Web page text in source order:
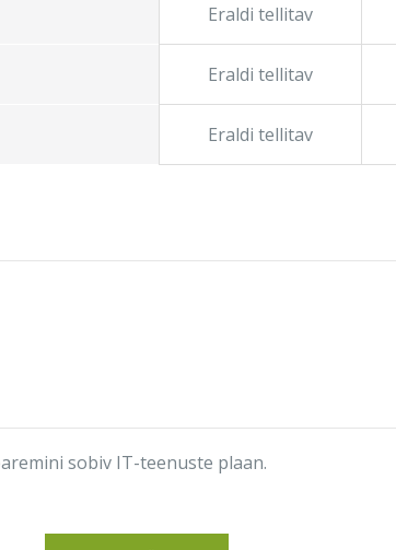
Eraldi tellitav
Eraldi tellitav
Eraldi tellitav
sobiv IT-teenuste plaan.